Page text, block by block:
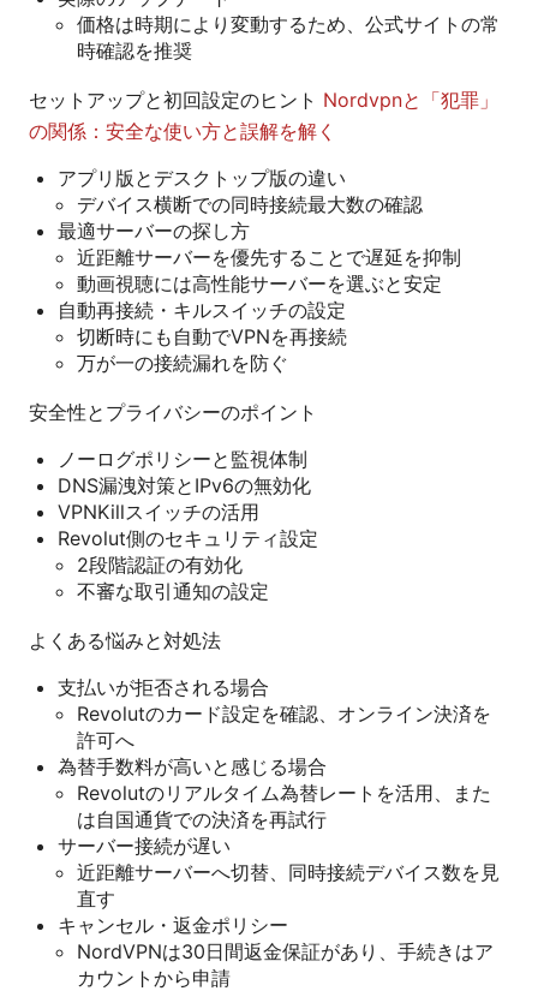
価格は時期により変動するため、公式サイトの常
時確認を推奨
セットアップと初回設定のヒント Nordvpnと「犯罪」
の関係：安全な使い方と誤解を解く
アプリ版とデスクトップ版の違い
デバイス横断での同時接続最大数の確認
最適サーバーの探し方
近距離サーバーを優先することで遅延を抑制
動画視聴には高性能サーバーを選ぶと安定
自動再接続・キルスイッチの設定
切断時にも自動でVPNを再接続
万が一の接続漏れを防ぐ
安全性とプライバシーのポイント
ノーログポリシーと監視体制
DNS漏洩対策とIPv6の無効化
VPNKillスイッチの活用
Revolut側のセキュリティ設定
2段階認証の有効化
不審な取引通知の設定
よくある悩みと対処法
支払いが拒否される場合
Revolutのカード設定を確認、オンライン決済を
許可へ
為替手数料が高いと感じる場合
Revolutのリアルタイム為替レートを活用、また
は自国通貨での決済を再試行
サーバー接続が遅い
近距離サーバーへ切替、同時接続デバイス数を見
直す
キャンセル・返金ポリシー
NordVPNは30日間返金保証があり、手続きはア
カウントから申請